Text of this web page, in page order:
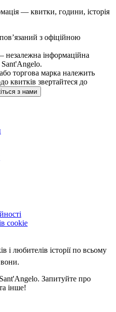
— квитки, години, історія
з офіційною
незалежна інформаційна
торгова марка належить
квитків звертайтеся до
з нами
cookie
любителів історії по всьому
Запитуйте про
інше!